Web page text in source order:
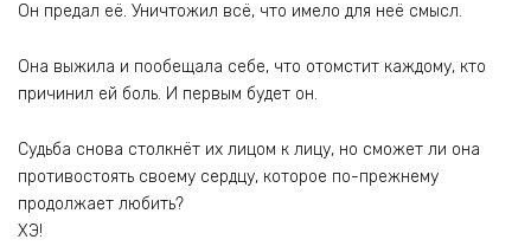
Он предал её. Уничтожил всё, что имело для неё смысл.
Она выжила и пообещала себе, что отомстит каждому, кто
причинил ей боль. И первым будет он.
Судьба снова столкнёт их лицом к лицу, но сможет ли она
противостоять своему сердцу, которое по-прежнему
продолжает любить?
ХЭ!